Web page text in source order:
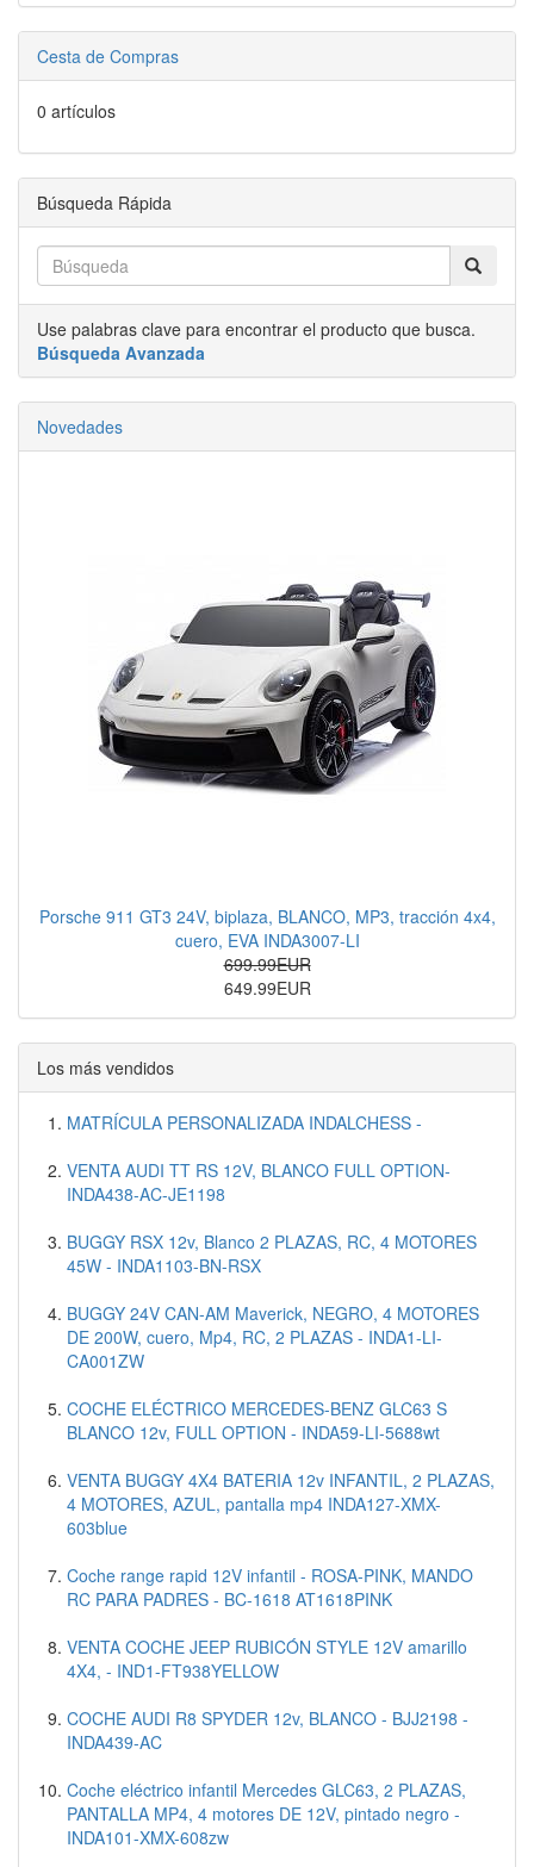
Cesta de Compras
0 artículos
Búsqueda Rápida
Use palabras clave para encontrar el producto que busca.
Búsqueda Avanzada
Novedades
Porsche 911 GT3 24V, biplaza, BLANCO, MP3, tracción 4x4,
cuero, EVA INDA3007-LI
699.99EUR
649.99EUR
Los más vendidos
MATRÍCULA PERSONALIZADA INDALCHESS -
VENTA AUDI TT RS 12V, BLANCO FULL OPTION-
INDA438-AC-JE1198
BUGGY RSX 12v, Blanco 2 PLAZAS, RC, 4 MOTORES
45W - INDA1103-BN-RSX
BUGGY 24V CAN-AM Maverick, NEGRO, 4 MOTORES
DE 200W, cuero, Mp4, RC, 2 PLAZAS - INDA1-LI-
CA001ZW
COCHE ELÉCTRICO MERCEDES-BENZ GLC63 S
BLANCO 12v, FULL OPTION - INDA59-LI-5688wt
VENTA BUGGY 4X4 BATERIA 12v INFANTIL, 2 PLAZAS,
4 MOTORES, AZUL, pantalla mp4 INDA127-XMX-
603blue
Coche range rapid 12V infantil - ROSA-PINK, MANDO
RC PARA PADRES - BC-1618 AT1618PINK
VENTA COCHE JEEP RUBICÓN STYLE 12V amarillo
4X4, - IND1-FT938YELLOW
COCHE AUDI R8 SPYDER 12v, BLANCO - BJJ2198 -
INDA439-AC
Coche eléctrico infantil Mercedes GLC63, 2 PLAZAS,
PANTALLA MP4, 4 motores DE 12V, pintado negro -
INDA101-XMX-608zw